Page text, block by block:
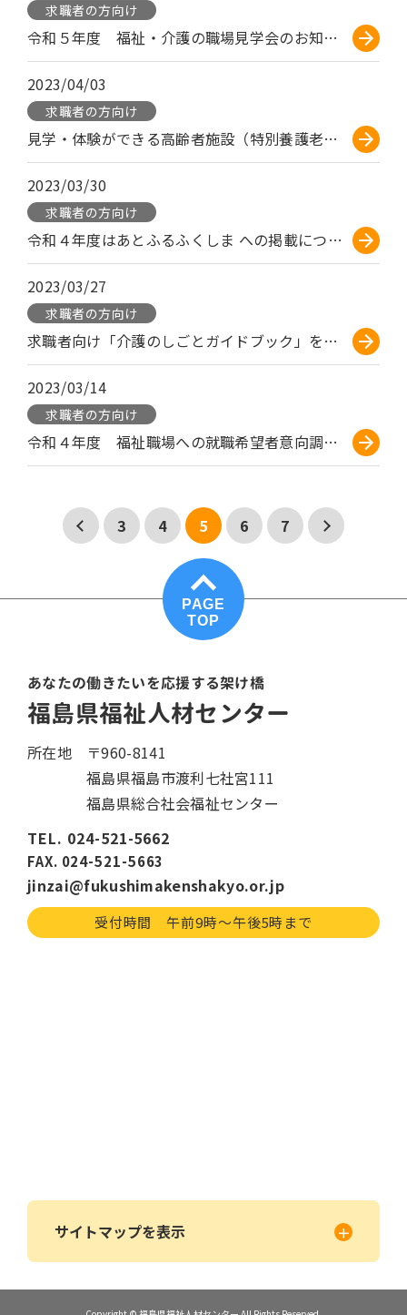
求職者の方向け
令和５年度 福祉・介護の職場見学会のお知らせ
2023/04/03
求職者の方向け
見学・体験ができる高齢者施設（特別養護老人ホーム、介護老人保健施設）
2023/03/30
求職者の方向け
令和４年度はあとふるふくしま への掲載について
2023/03/27
求職者の方向け
求職者向け「介護のしごとガイドブック」を掲載しました
2023/03/14
求職者の方向け
令和４年度 福祉職場への就職希望者意向調査結果について
3 4 5 6 7
PAGE
TOP
あなたの働きたいを応援する架け橋
福島県福祉人材センター
所在地
〒960-8141
福島県福島市渡利七社宮111
福島県総合社会福祉センター
TEL. 024-521-5662
FAX. 024-521-5663
jinzai@fukushimakenshakyo.or.jp
受付時間 午前9時〜午後5時まで
サイトマップを表示